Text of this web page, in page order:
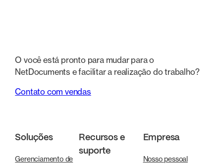
O você está pronto para mudar para o
NetDocuments e facilitar a realização do trabalho?
Contato com vendas
Soluções
Gerenciamento de
Recursos e
suporte
Empresa
Nosso pessoal